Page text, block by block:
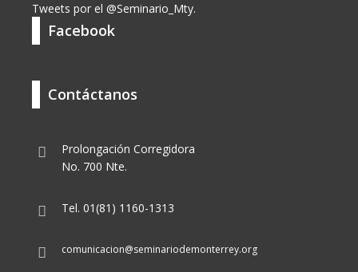
Tweets por el @Seminario_Mty.
Facebook
Contáctanos
Prolongación Corregidora
No. 700 Nte.
Tel. 01(81) 1160-1313
comunicacion@seminariodemonterrey.org